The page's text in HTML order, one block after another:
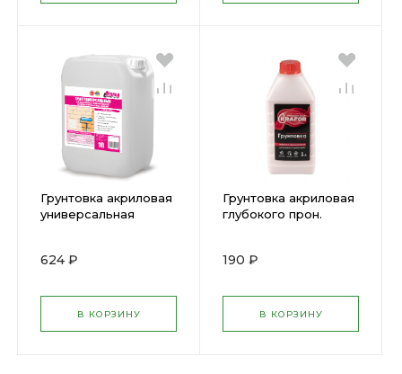
Грунтовка акриловая
универсальная
624 ₽
В КОРЗИНУ
Грунтовка акриловая
глубокого прон.
190 ₽
В КОРЗИНУ